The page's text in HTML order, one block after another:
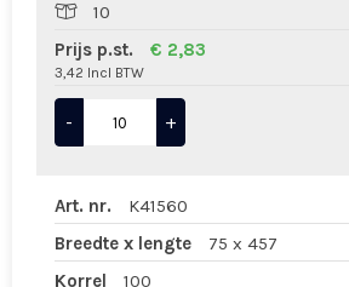
10
Prijs p.st.
€ 2,83
3,42 Incl BTW
- +
Art. nr.
K41560
Breedte x lengte
75 x 457
Korrel
100